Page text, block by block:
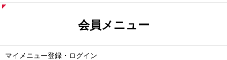
会員メニュー
マイメニュー登録・ログイン